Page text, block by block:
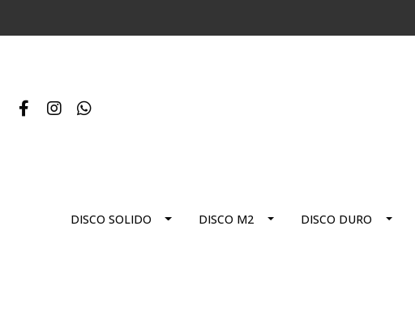
DISCO SOLIDO DISCO M2 DISCO DURO